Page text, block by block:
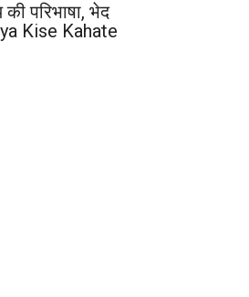
परिभाषा, भेद
Kise Kahate